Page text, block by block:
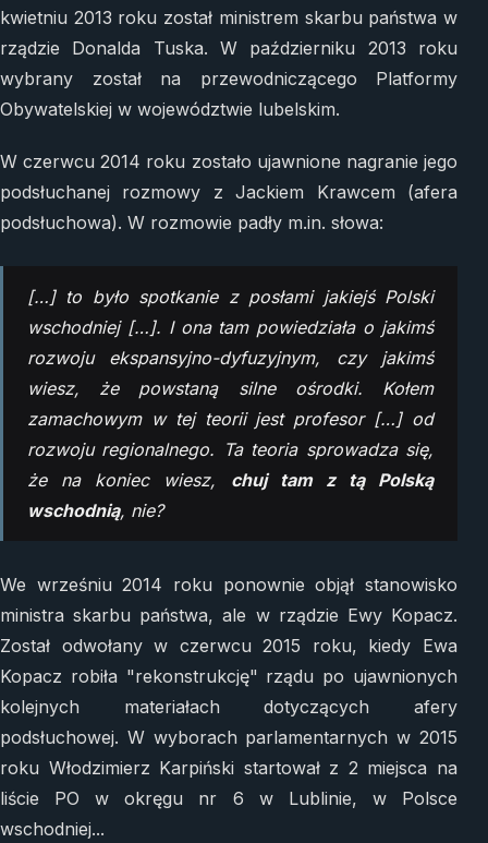
kwietniu 2013 roku został ministrem skarbu państwa w
rządzie Donalda Tuska. W październiku 2013 roku
wybrany został na przewodniczącego Platformy
Obywatelskiej w województwie lubelskim.
W czerwcu 2014 roku zostało ujawnione nagranie jego
podsłuchanej rozmowy z Jackiem Krawcem (afera
podsłuchowa). W rozmowie padły m.in. słowa:
[…] to było spotkanie z posłami jakiejś Polski
wschodniej […]. I ona tam powiedziała o jakimś
rozwoju ekspansyjno-dyfuzyjnym, czy jakimś
wiesz, że powstaną silne ośrodki. Kołem
zamachowym w tej teorii jest profesor […] od
rozwoju regionalnego. Ta teoria sprowadza się,
że na koniec wiesz, chuj tam z tą Polską
wschodnią, nie?
We wrześniu 2014 roku ponownie objął stanowisko
ministra skarbu państwa, ale w rządzie Ewy Kopacz.
Został odwołany w czerwcu 2015 roku, kiedy Ewa
Kopacz robiła "rekonstrukcję" rządu po ujawnionych
kolejnych materiałach dotyczących afery
podsłuchowej. W wyborach parlamentarnych w 2015
roku Włodzimierz Karpiński startował z 2 miejsca na
liście PO w okręgu nr 6 w Lublinie, w Polsce
wschodniej...